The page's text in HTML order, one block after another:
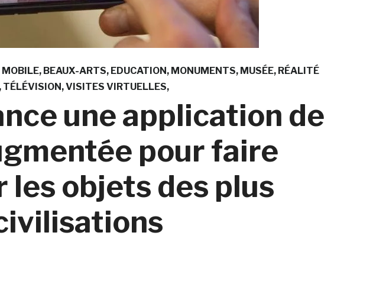
BEAUX-ARTS EDUCATION MONUMENTS MUSÉE RÉALITÉ
TÉLÉVISION VISITES VIRTUELLES
une application de
pour faire
les objets des plus